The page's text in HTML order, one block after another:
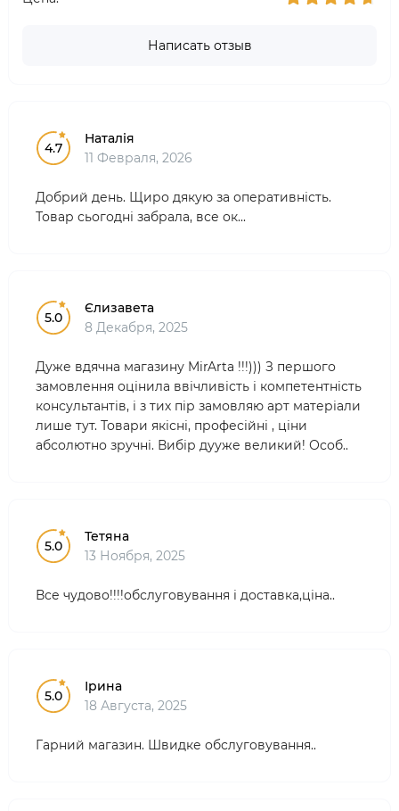
Написать отзыв
4.7
Наталія
11 Февраля, 2026
Добрий день. Щиро дякую за оперативність.
Товар сьогодні забрала, все ок...
5.0
Єлизавета
8 Декабря, 2025
Дуже вдячна магазину MirArta !!!))) З першого
замовлення оцінила ввічливість і компетентність
консультантів, і з тих пір замовляю арт матеріали
лише тут. Товари якісні, професійні , ціни
абсолютно зручні. Вибір дууже великий! Особ..
5.0
Тетяна
13 Ноября, 2025
Все чудово!!!!обслуговування і доставка,ціна..
5.0
Ірина
18 Августа, 2025
Гарний магазин. Швидке обслуговування..